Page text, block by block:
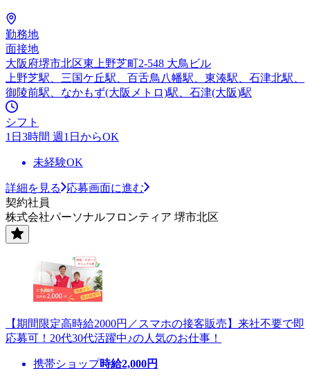
勤務地
面接地
大阪府堺市北区東上野芝町2-548 大鳥ビル
上野芝駅、三国ケ丘駅、百舌鳥八幡駅、東湊駅、石津北駅、
御陵前駅、なかもず(大阪メトロ)駅、石津(大阪)駅
シフト
1日3時間 週1日からOK
未経験OK
詳細を見る
応募画面に進む
契約社員
株式会社パーソナルフロンティア 堺市北区
【期間限定高時給2000円／スマホの接客販売】来社不要で即
応募可！20代30代活躍中♪の人気のお仕事！
携帯ショップ時給2,000円